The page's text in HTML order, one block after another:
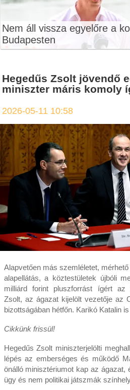
Nem áll vissza egyelőre a
Budapesten
Hegedűs Zsolt jövendő
miniszter máris komoly
2026-05-11 10:58
Alapvetően más szemléletet,
alapellátás, a köztestületek újbóli
milliárd forint pluszforrást ígért az
Zsolt, az ágazat kijelölt vezetője az
bizottságában hétfőn. Karikó Katalin
Cikkünk frissül!
Hegedűs Zsolt miniszterjelölti
lépés az emberséges és működő
önálló minisztériumot kap az
ügy és nem politikai játszmák